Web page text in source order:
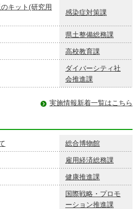
キット(研究用
感染症対策課
県土整備総務課
高校教育課
ダイバーシティ社
会推進課
実施情報新着一覧はこちら
総合博物館
雇用経済総務課
健康推進課
国際戦略・プロモ
ーション推進課